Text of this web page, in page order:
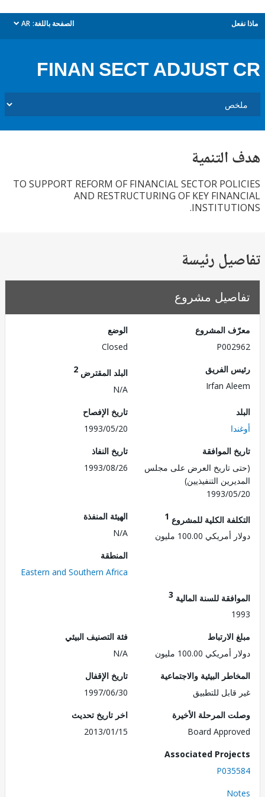
الصفحة باللغة: AR
dropdown
FINAN SECT ADJUST
TO SUPPORT REFORM OF FINANCIAL SECTOR
AND RESTRUCTURING OF KEY
رئيسة
مشروع
المشروع
الفريق
Irfan
البلد المقترض
تاريخ الإفصاح
1993/05/20
الموافقة
تاريخ العرض على مجلس
التنفيذيين)
1993/
تاريخ النفاذ
1993/08/26
الكلية للمشروع1
100.00 مليون
الهيئة المنفذة
Eastern and Southern Africa
للسنة المالية3
100.00 مليون
فئة التصنيف البيئي
N/A
البيئية والاجتماعية
للتطبيق
تاريخ الإقفال
1997/06/30
المرحلة الأخيرة
Board
اخر تاريخ تحديث
2013/01/15
Associated